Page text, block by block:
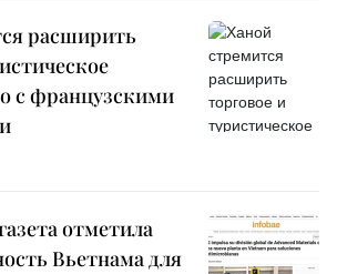
расширить
с французскими
отметила
Вьетнама для